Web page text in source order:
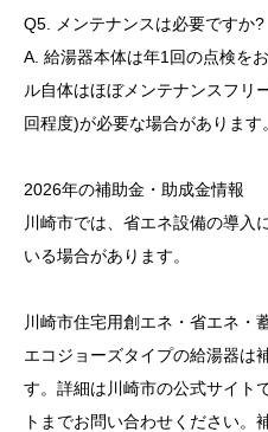
Q5. メンテナンスは必要ですか?
A. 給湯器本体は年1回の点検を
ル自体はほぼメンテナンスフリ
回程度)が必要な場合があります。
2026年の補助金・助成金情報
川崎市では、省エネ設備の導入
いる場合があります。
川崎市住宅用創エネ・省エネ・
エコジョーズタイプの給湯器は
す。詳細は川崎市の公式サイト
トまでお問い合わせください。